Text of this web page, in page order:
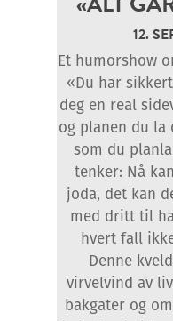
12.
Et humorshow
«Du har
deg en real
og planen du la
som du
tenker: Nå
joda, det kan
med dritt til
hvert fall
Denne
virvelvind av
bakgater og